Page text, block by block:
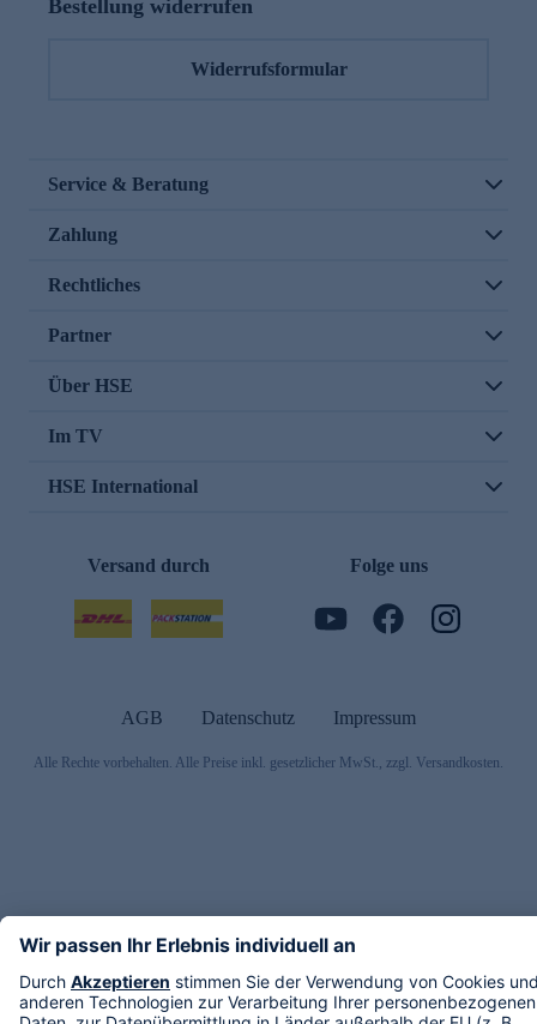
Bestellung widerrufen
Widerrufsformular
Service & Beratung
Zahlung
Rechtliches
Partner
Über HSE
Im TV
HSE International
Versand durch Folge uns
AGB Datenschutz Impressum
Alle Rechte vorbehalten. Alle Preise inkl. gesetzlicher MwSt., zzgl. Versandkosten.